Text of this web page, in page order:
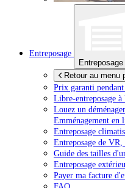
Entreposage
Entreposage
Retour au menu
Prix garanti pendant
Libre-entreposage à
Louez un
Emménagement en
Entreposage
Entreposage de
Guide des tailles
Entreposage
Payer ma facture
FAQ